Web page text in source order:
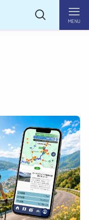
MENU